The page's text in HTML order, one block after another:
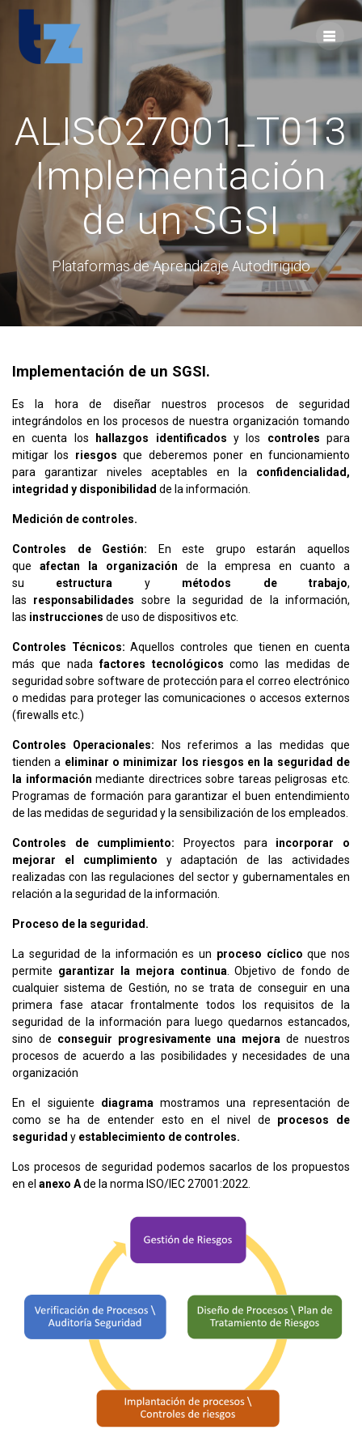
ALISO27001_T013
Implementación
de un SGSI
Plataformas de Aprendizaje Autodirigido
Implementación de un SGSI.
Es la hora de diseñar nuestros procesos de seguridad
integrándolos en los procesos de nuestra organización tomando
en cuenta los hallazgos identificados y los controles para
mitigar los riesgos que deberemos poner en funcionamiento
para garantizar niveles aceptables en la confidencialidad,
integridad y disponibilidad de la información.
Medición de controles.
Controles de Gestión: En este grupo estarán aquellos
queafectan la organización de la empresa en cuanto a
su estructura y métodos de trabajo,
las responsabilidades sobre la seguridad de la información,
las instrucciones de uso de dispositivos etc.
Controles Técnicos: Aquellos controles que tienen en cuenta
más que nadafactores tecnológicos como las medidas de
seguridad sobre software de protección para el correo electrónico
o medidas para proteger las comunicaciones o accesos externos
(firewalls etc.)
Controles Operacionales: Nos referimos a las medidas que
tienden a eliminar o minimizar los riesgos en la seguridad de
la información mediante directrices sobre tareas peligrosas etc.
Programas de formación para garantizar el buen entendimiento
de las medidas de seguridad y la sensibilización de los empleados.
Controles de cumplimiento: Proyectos para incorporar o
mejorar el cumplimiento y adaptación de las actividades
realizadas con las regulaciones del sector y gubernamentales en
relación a la seguridad de la información.
Proceso de la seguridad.
La seguridad de la información es un proceso cíclico que nos
permite garantizar la mejora continua . Objetivo de fondo de
cualquier sistema de Gestión, no se trata de conseguir en una
primera fase atacar frontalmente todos los requisitos de la
seguridad de la información para luego quedarnos estancados,
sino de conseguir progresivamente una mejora de nuestros
procesos de acuerdo a las posibilidades y necesidades de una
organización
En el siguiente diagrama mostramos una representación de
como se ha de entender esto en el nivel de procesos de
seguridad y establecimiento de controles.
Los procesos de seguridad podemos sacarlos de los propuestos
en el anexo Ade la norma ISO/IEC 27001:2022.